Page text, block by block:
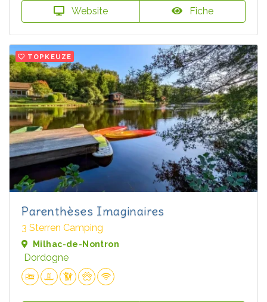
Website Fiche
TOPKEUZE
Parenthèses Imaginaires
3 Sterren Camping
Milhac-de-Nontron
Dordogne